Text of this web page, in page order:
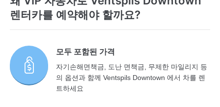
렌터카를 예약해야 할까요?
모두 포함된 가격
자기손해면책금, 도난 면책금, 무제한 마일리지 등
의 옵션과 함께 Ventspils Downtown 에서 차를 렌
트하세요